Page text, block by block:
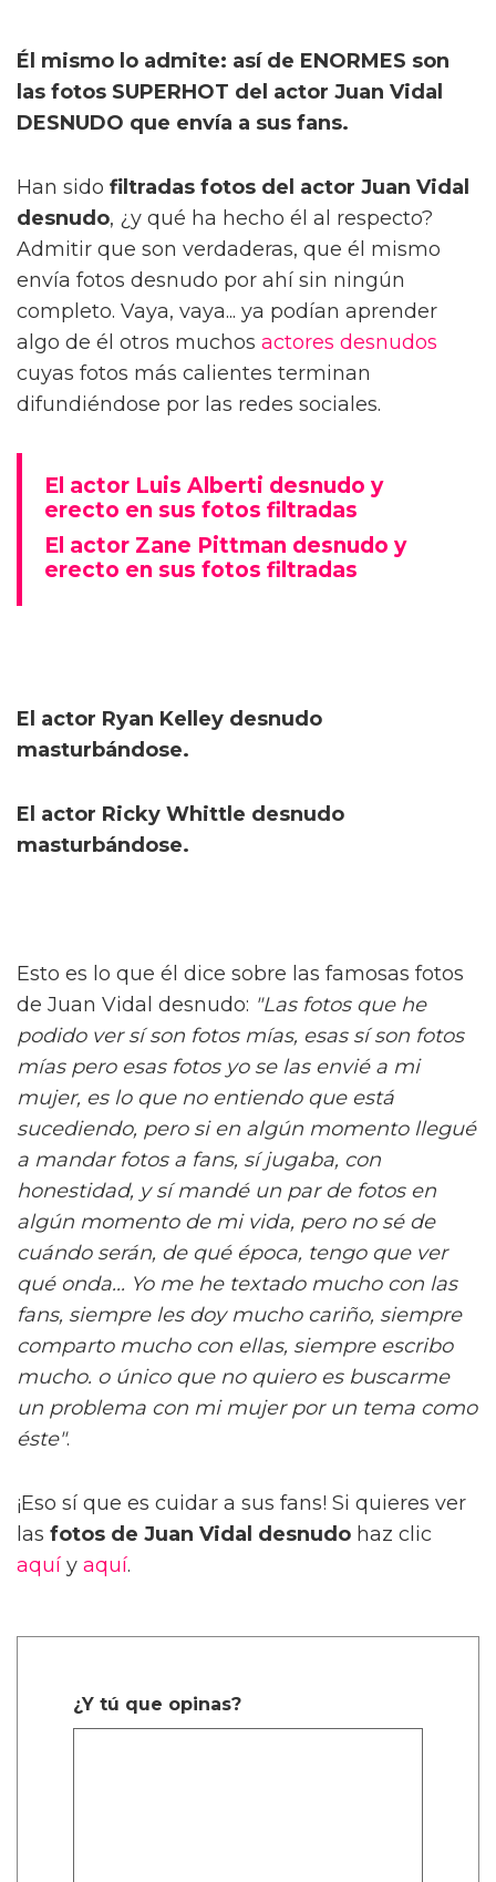
Él mismo lo admite: así de ENORMES son
las fotos SUPERHOT del actor Juan Vidal
DESNUDO que envía a sus fans.
Han sido filtradas fotos del actor Juan Vidal
desnudo, ¿y qué ha hecho él al respecto?
Admitir que son verdaderas, que él mismo
envía fotos desnudo por ahí sin ningún
completo. Vaya, vaya... ya podían aprender
algo de él otros muchos actores desnudos
cuyas fotos más calientes terminan
difundiéndose por las redes sociales.
El actor Luis Alberti desnudo y
erecto en sus fotos filtradas
El actor Zane Pittman desnudo y
erecto en sus fotos filtradas
El actor Ryan Kelley desnudo
masturbándose.
El actor Ricky Whittle desnudo
masturbándose.
Esto es lo que él dice sobre las famosas fotos
de Juan Vidal desnudo: "Las fotos que he
podido ver sí son fotos mías, esas sí son fotos
mías pero esas fotos yo se las envié a mi
mujer, es lo que no entiendo que está
sucediendo, pero si en algún momento llegué
a mandar fotos a fans, sí jugaba, con
honestidad, y sí mandé un par de fotos en
algún momento de mi vida, pero no sé de
cuándo serán, de qué época, tengo que ver
qué onda... Yo me he textado mucho con las
fans, siempre les doy mucho cariño, siempre
comparto mucho con ellas, siempre escribo
mucho. o único que no quiero es buscarme
un problema con mi mujer por un tema como
éste".
¡Eso sí que es cuidar a sus fans! Si quieres ver
las fotos de Juan Vidal desnudo haz clic
aquí y aquí.
¿Y tú que opinas?